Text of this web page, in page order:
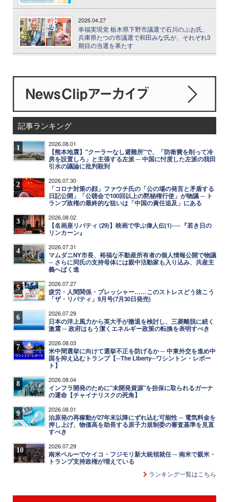
2026.04.27
幸福実現党 栃木県下野市議選で石川のぶお氏、
兵庫県たつの市議選で和田みな氏が、それぞれ3
期目の当選を果たす
記事ランキング
1 2026.08.01
【熊本地震】"クーラーなし避難所"で、「防衛費を削って冷
房を設置しろ」と主張する左派 ─ 中国に忖度した左派の我田
引水の議論に批判殺到
2 2026.07.30
「コロナ対策の顔」ファウチ氏の「公の場の発言と矛盾する
日記公開」「公聴会で100回以上の黙秘権行使」が物議 ─ ト
ランプ政権の最終的な狙いは「中国の責任追及」にある
3 2026.08.02
【名画座リバティ (29)】映画で学ぶ偉人伝(1)──『若き日の
リンカーン』
4 2026.07.31
マムダニNY市長、裕福な不動産所有者の個人情報公開で物議
─ さらに同氏の支持母体には親中活動家も入り込み、共産主
義へばく進
5 2026.07.27
疲労・人間関係・プレッシャー……このストレスどう抜こう
「ザ・リバティ」9月号(7月30日発売)
6 2026.07.29
日本の洋上風力から英大手が撤退を検討し、三菱離脱に続く
激震 ─ 政府はもう潔くエネルギー政策の転換を表明すべき
7 2026.08.03
米中間選挙に向けて選挙不正を防げるか ─ 中東外交を進め中
国を抑え込むトランプ【─The Liberty─ワシントン・レポー
ト】
8 2026.08.04
インフラ開発のために"未開発資源"を担保に取られるガーナ
の運命【チャイナリスクの死角】
9 2026.08.01
泊原発の再稼動が27年末以降にずれ込む可能性 ─ 電気料金を
押し上げ、物価高を助長する原子力規制委の審査基準を見直
すべき
10 2026.07.29
南米ペルーでケイコ・フジモリ新大統領就任 ─ 南米で親米・
トランプ支持政権が増えている
ランキング一覧はこちら